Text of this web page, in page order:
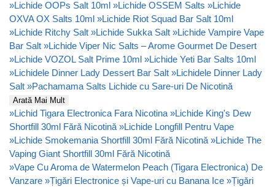
»Lichide OOPs Salt 10ml »Lichide OSSEM Salts »Lichide
OXVA OX Salts 10ml »Lichide Riot Squad Bar Salt 10ml
»Lichide Ritchy Salt »Lichide Sukka Salt »Lichide Vampire Vape
Bar Salt »Lichide Viper Nic Salts – Arome Gourmet De Desert
»Lichide VOZOL Salt Prime 10ml »Lichide Yeti Bar Salts 10ml
»Lichidele Dinner Lady Dessert Bar Salt »Lichidele Dinner Lady
Salt »Pachamama Salts Lichide cu Sare-uri De Nicotină
Arată Mai Mult
»Lichid Tigara Electronica Fara Nicotina »Lichide King's Dew
Shortfill 30ml Fără Nicotină »Lichide Longfill Pentru Vape
»Lichide Smokemania Shortfill 30ml Fără Nicotină »Lichide The
Vaping Giant Shortfill 30ml Fără Nicotină
»Vape Cu Aroma de Watermelon Peach (Tigara Electronica) De
Vanzare »Țigări Electronice și Vape-uri cu Banana Ice »Țigări